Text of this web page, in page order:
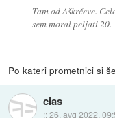
Tam od Aškrčeve.
sem moral peljati 20.
Po kateri prometnici si
cias
::26. avg 2022,